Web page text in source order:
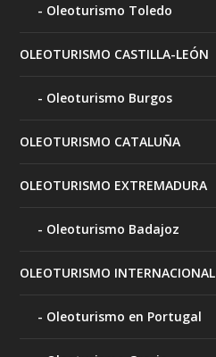
Oleoturismo Toledo
OLEOTURISMO CASTILLA-LEÓN
Oleoturismo Burgos
OLEOTURISMO CATALUÑA
OLEOTURISMO EXTREMADURA
Oleoturismo Badajoz
OLEOTURISMO INTERNACIONAL
Oleoturismo en Portugal